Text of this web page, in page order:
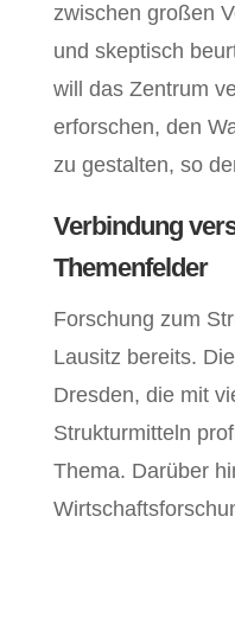
zwischen großen
und skeptisch
will das Zentrum
erforschen, den
zu gestalten, so
Verbindung
Themenfelder
Forschung zum
Lausitz bereits.
Dresden, die mit
Strukturmitteln
Thema. Darüber